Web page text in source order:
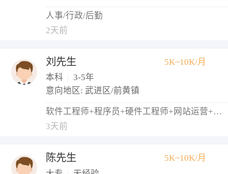
人事/行政/后勤
2天前
刘先生
5K~10K/月
本科
3-5年
意向地区: 武进区/前黄镇
软件工程师+程序员+硬件工程师+网站运营+网络管理员
3天前
陈先生
5K~10K/月